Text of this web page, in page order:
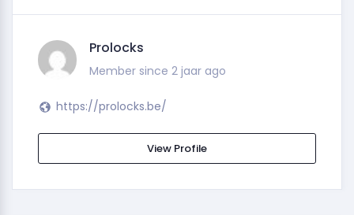
Prolocks
Member since 2 jaar ago
https://prolocks.be/
View Profile